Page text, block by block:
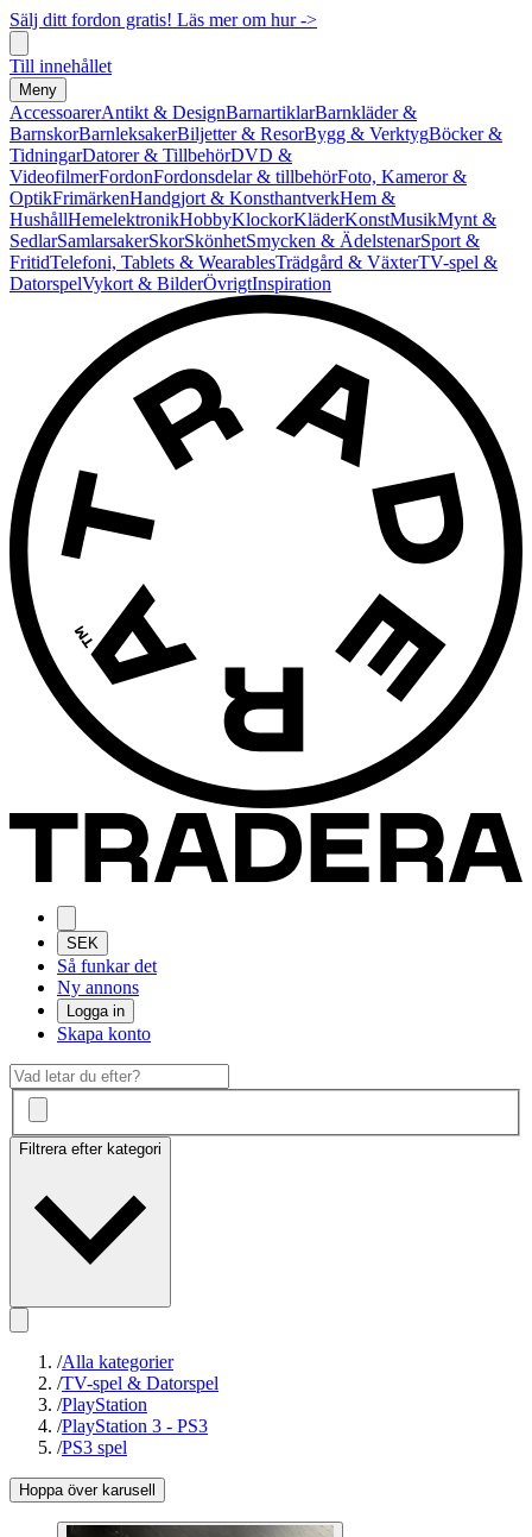
Sälj ditt fordon gratis! Läs mer om hur ->
Till innehållet
Meny
AccessoarerAntikt & DesignBarnartiklarBarnkläder &
BarnskorBarnleksakerBiljetter & ResorBygg & VerktygBöcker &
TidningarDatorer & TillbehörDVD &
VideofilmerFordonFordonsdelar & tillbehörFoto, Kameror &
OptikFrimärkenHandgjort & KonsthantverkHem &
HushållHemelektronikHobbyKlockorKläderKonstMusikMynt &
SedlarSamlarsakerSkorSkönhetSmycken & ÄdelstenarSport &
FritidTelefoni, Tablets & WearablesTrädgård & VäxterTV-spel &
DatorspelVykort & BilderÖvrigtInspiration
SEK
Så funkar det
Ny annons
Logga in
Skapa konto
Filtrera efter kategori
/Alla kategorier
/TV-spel & Datorspel
/PlayStation
/PlayStation 3 - PS3
/PS3 spel
Hoppa över karusell